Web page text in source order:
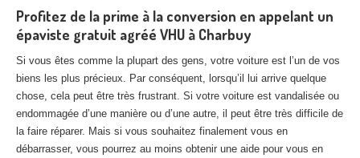
Profitez de la prime à la conversion en appelant un
épaviste gratuit agréé VHU à Charbuy
Si vous êtes comme la plupart des gens, votre voiture est l’un de vos
biens les plus précieux. Par conséquent, lorsqu’il lui arrive quelque
chose, cela peut être très frustrant. Si votre voiture est vandalisée ou
endommagée d’une manière ou d’une autre, il peut être très difficile de
la faire réparer. Mais si vous souhaitez finalement vous en
débarrasser, vous pourrez au moins obtenir une aide pour vous en